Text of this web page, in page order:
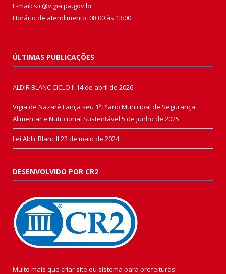
E-mail: sic@vigia.pa.gov.br
Horário de atendimento: 08:00 às 13:00
ÚLTIMAS PUBLICAÇÕES
ALDIR BLANC CICLO II 14 de abril de 2026
Vigia de Nazaré Lança seu 1º Plano Municipal de Segurança
Alimentar e Nutricional Sustentável 5 de junho de 2025
Lei Aldir Blanc II 22 de maio de 2024
DESENVOLVIDO POR CR2
Muito mais que criar site ou sistema para prefeituras!